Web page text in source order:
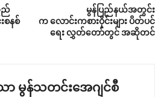
ည်
စနစ်
မွန်ပြည်နယ်အတွင်း
က လောင်းကစားဝိုင်းများ ပိတ်ပင်
ရေး လွှတ်တော်တွင် အဆိုတင်
မွန်သတင်းအေဂျင်စီ